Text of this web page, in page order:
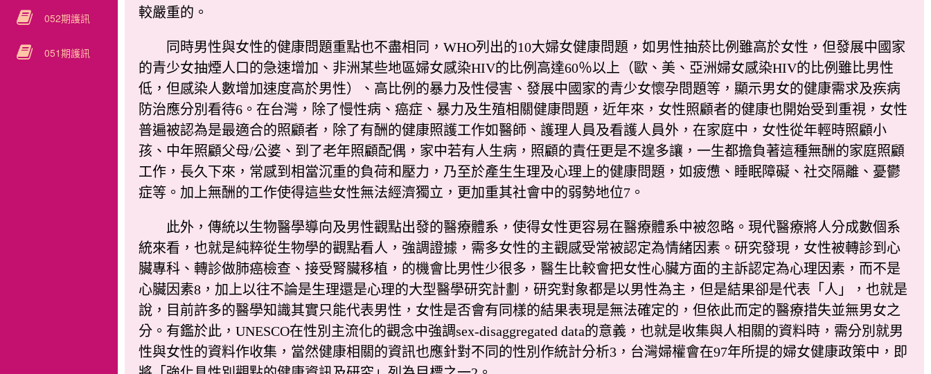
052期護訊
051期護訊
較嚴重的。
同時男性與女性的健康問題重點也不盡相同，WHO列出的10大婦女健康問題，如男性抽菸比例雖高於女性，但發展中國家
的青少女抽煙人口的急速增加、非洲某些地區婦女感染HIV的比例高達60％以上（歐、美、亞洲婦女感染HIV的比例雖比男性
低，但感染人數增加速度高於男性）、高比例的暴力及性侵害、發展中國家的青少女懷孕問題等，顯示男女的健康需求及疾病
防治應分別看待6。在台灣，除了慢性病、癌症、暴力及生殖相關健康問題，近年來，女性照顧者的健康也開始受到重視，女性
普遍被認為是最適合的照顧者，除了有酬的健康照護工作如醫師、護理人員及看護人員外，在家庭中，女性從年輕時照顧小
孩、中年照顧父母/公婆、到了老年照顧配偶，家中若有人生病，照顧的責任更是不遑多讓，一生都擔負著這種無酬的家庭照顧
工作，長久下來，常感到相當沉重的負荷和壓力，乃至於產生生理及心理上的健康問題，如疲憊、睡眠障礙、社交隔離、憂鬱
症等。加上無酬的工作使得這些女性無法經濟獨立，更加重其社會中的弱勢地位7。
此外，傳統以生物醫學導向及男性觀點出發的醫療體系，使得女性更容易在醫療體系中被忽略。現代醫療將人分成數個系
統來看，也就是純粹從生物學的觀點看人，強調證據，需多女性的主觀感受常被認定為情緒因素。研究發現，女性被轉診到心
臟專科、轉診做肺癌檢查、接受腎臟移植，的機會比男性少很多，醫生比較會把女性心臟方面的主訴認定為心理因素，而不是
心臟因素8，加上以往不論是生理還是心理的大型醫學研究計劃，研究對象都是以男性為主，但是結果卻是代表「人」，也就是
說，目前許多的醫學知識其實只能代表男性，女性是否會有同樣的結果表現是無法確定的，但依此而定的醫療措失並無男女之
分。有鑑於此，UNESCO在性別主流化的觀念中強調sex-disaggregated data的意義，也就是收集與人相關的資料時，需分別就男
性與女性的資料作收集，當然健康相關的資訊也應針對不同的性別作統計分析3，台灣婦權會在97年所提的婦女健康政策中，即